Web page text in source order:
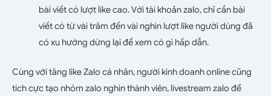
bài viết có lượt like cao. Với tài khoản zalo, chỉ cần bài
viết có từ vài trăm đến vài nghìn lượt like người dùng đã
có xu hướng dừng lại để xem có gì hấp dẫn.
Cùng với tăng like Zalo cá nhân, người kinh doanh online cũng
tích cực tạo nhóm zalo nghìn thành viên, livestream zalo để